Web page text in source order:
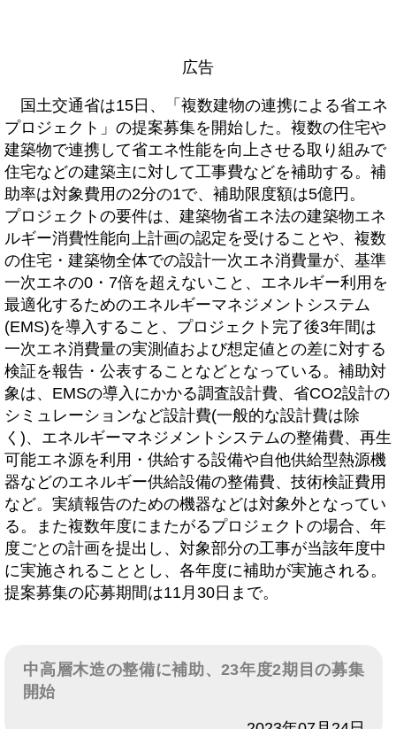
広告
国土交通省は15日、「複数建物の連携による省エネ
プロジェクト」の提案募集を開始した。複数の住宅や
建築物で連携して省エネ性能を向上させる取り組みで
住宅などの建築主に対して工事費などを補助する。補
助率は対象費用の2分の1で、補助限度額は5億円。
プロジェクトの要件は、建築物省エネ法の建築物エネ
ルギー消費性能向上計画の認定を受けることや、複数
の住宅・建築物全体での設計一次エネ消費量が、基準
一次エネの0・7倍を超えないこと、エネルギー利用を
最適化するためのエネルギーマネジメントシステム
(EMS)を導入すること、プロジェクト完了後3年間は
一次エネ消費量の実測値および想定値との差に対する
検証を報告・公表することなどとなっている。補助対
象は、EMSの導入にかかる調査設計費、省CO2設計の
シミュレーションなど設計費(一般的な設計費は除
く)、エネルギーマネジメントシステムの整備費、再生
可能エネ源を利用・供給する設備や自他供給型熱源機
器などのエネルギー供給設備の整備費、技術検証費用
など。実績報告のための機器などは対象外となってい
る。また複数年度にまたがるプロジェクトの場合、年
度ごとの計画を提出し、対象部分の工事が当該年度中
に実施されることとし、各年度に補助が実施される。
提案募集の応募期間は11月30日まで。
中高層木造の整備に補助、23年度2期目の募集
開始